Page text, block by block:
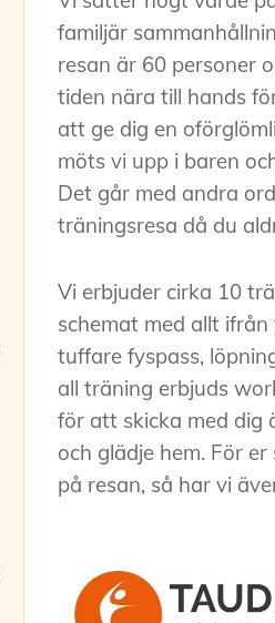
familjär
resan är 60 personer
tiden nära till hands
att ge dig en
möts vi upp i baren
Det går med andra
träningsresa då du
Vi erbjuder cirka 10
schemat med allt
tuffare fyspass,
all träning erbjuds
för att skicka med dig
och glädje hem. För
på resan, så har vi